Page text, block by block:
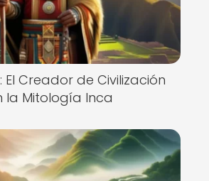
Creador de Civilización
la Mitología Inca